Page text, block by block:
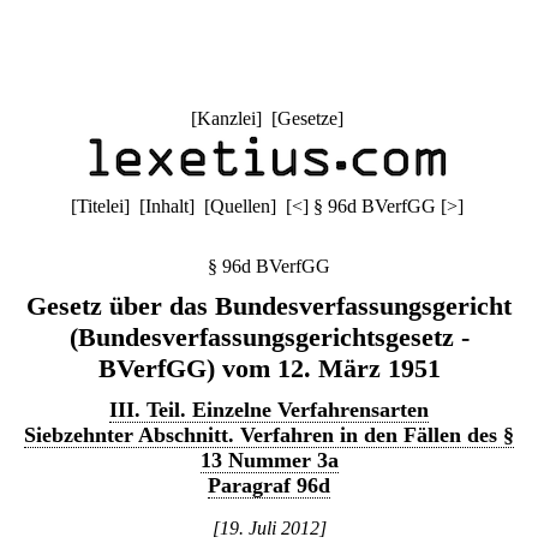
[Kanzlei] [Gesetze]
[Titelei] [Inhalt] [Quellen] [<] § 96d BVerfGG [>]
§ 96d BVerfGG
Gesetz über das Bundesverfassungsgericht
(Bundesverfassungsgerichtsgesetz -
BVerfGG) vom 12. März 1951
III. Teil. Einzelne Verfahrensarten
Siebzehnter Abschnitt. Verfahren in den Fällen des §
13 Nummer 3a
Paragraf 96d
[19. Juli 2012]